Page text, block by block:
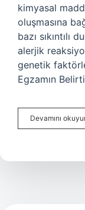
kimyasal
oluşmasına
bazı sıkıntılı
alerjik
genetik
Egzamın
Devamını